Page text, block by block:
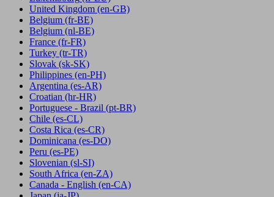
United Kingdom (en-GB)
Belgium (fr-BE)
Belgium (nl-BE)
France (fr-FR)
Turkey (tr-TR)
Slovak (sk-SK)
Philippines (en-PH)
Argentina (es-AR)
Croatian (hr-HR)
Portuguese - Brazil (pt-BR)
Chile (es-CL)
Costa Rica (es-CR)
Dominicana (es-DO)
Peru (es-PE)
Slovenian (sl-SI)
South Africa (en-ZA)
Canada - English (en-CA)